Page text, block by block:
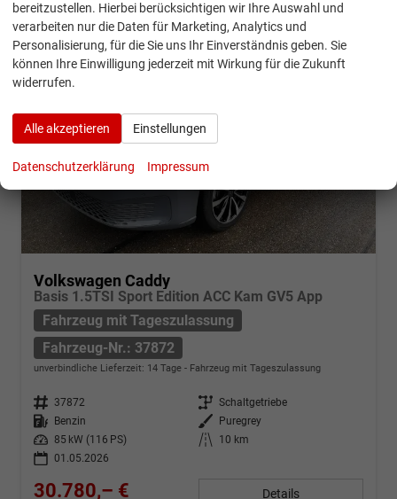
Volkswagen Caddy
Basis 1.5TSI Sport Edition ACC Kam GV5 App
Fahrzeug mit Tageszulassung
Fahrzeug-Nr.: 37872
unverbindliche Lieferzeit: 14 Tage Fahrzeug mit Tageszulassung
Fahrzeug-Nr. 37872 Getriebe Schaltgetriebe
Kraftstoff Benzin Außenfarbe
Puregrey
Leistung
85 kW (116 PS) Kilometerstand
10 km
01.05.2026
30.780,– € Details
bereitzustellen. Hierbei berücksichtigen wir Ihre Auswahl und
verarbeiten nur die Daten für Marketing, Analytics und
Personalisierung, für die Sie uns Ihr Einverständnis geben. Sie
können Ihre Einwilligung jederzeit mit Wirkung für die Zukunft
widerrufen.
Alle akzeptieren Einstellungen
Datenschutzerklärung Impressum